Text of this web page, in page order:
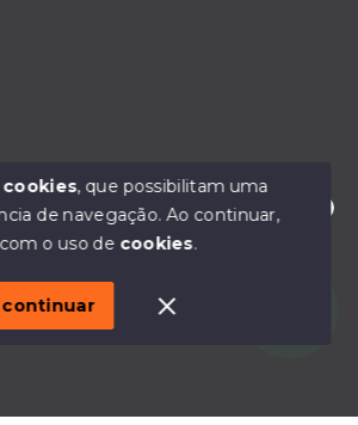
Olá! Estou disponível para te ajudar.
- IMOBILIÁRIA CASA MAIORI -
cookies, que possibilitam uma
de navegação.Ao continuar,
o uso de cookies.
continuar